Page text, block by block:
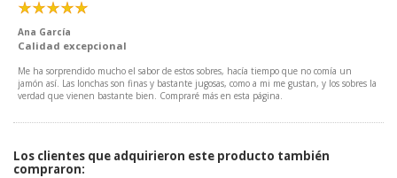
Ana García
Calidad excepcional
Me ha sorprendido mucho el sabor de estos sobres, hacía tiempo que no comía un
jamón así. Las lonchas son finas y bastante jugosas, como a mi me gustan, y los sobres la
verdad que vienen bastante bien. Compraré más en esta página.
Los clientes que adquirieron este producto también
compraron: